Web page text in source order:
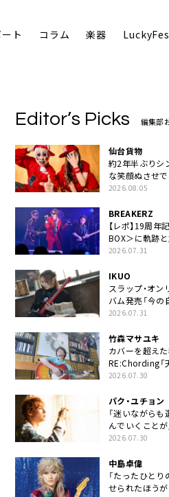
ト コラム 楽器 LuckyFes
Editor’s Picks 編集部
仙台貨物
約2年半ぶりシ
な笑顔ぬさせで
2026.08.05
BREAKERZ
【レポ】19周年
BOX＞に軌跡と
2026.07.31
IKUO
スラップ・オ
バム発売「今の
クトに」
2026.07.31
竹森マサユキ
カバーを超え
RE:Chording「
2026.07.30
パク・ユチョン
「迷いながら
んでいくことが
2026.07.30
中島卓偉
「たったひと
せられたほうが